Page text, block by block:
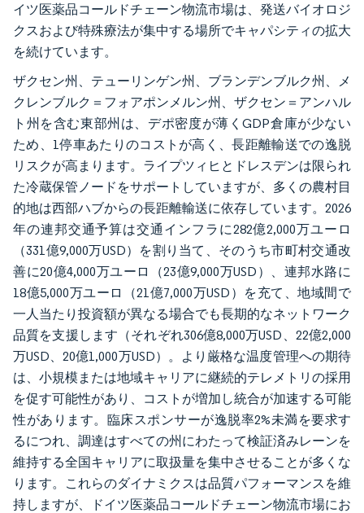
イツ医薬品コールドチェーン物流市場は、発送バイオロジ
クスおよび特殊療法が集中する場所でキャパシティの拡大
を続けています。
ザクセン州、テューリンゲン州、ブランデンブルク州、メ
クレンブルク＝フォアポンメルン州、ザクセン＝アンハル
ト州を含む東部州は、デポ密度が薄くGDP倉庫が少ない
ため、1停車あたりのコストが高く、長距離輸送での逸脱
リスクが高まります。ライプツィヒとドレスデンは限られ
た冷蔵保管ノードをサポートしていますが、多くの農村目
的地は西部ハブからの長距離輸送に依存しています。2026
年の連邦交通予算は交通インフラに282億2,000万ユーロ
（331億9,000万USD）を割り当て、そのうち市町村交通改
善に20億4,000万ユーロ（23億9,000万USD）、連邦水路に
18億5,000万ユーロ（21億7,000万USD）を充て、地域間で
一人当たり投資額が異なる場合でも長期的なネットワーク
品質を支援します（それぞれ306億8,000万USD、22億2,000
万USD、20億1,000万USD）。より厳格な温度管理への期待
は、小規模または地域キャリアに継続的テレメトリの採用
を促す可能性があり、コストが増加し統合が加速する可能
性があります。臨床スポンサーが逸脱率2%未満を要求す
るにつれ、調達はすべての州にわたって検証済みレーンを
維持する全国キャリアに取扱量を集中させることが多くな
ります。これらのダイナミクスは品質パフォーマンスを維
持しますが、ドイツ医薬品コールドチェーン物流市場にお